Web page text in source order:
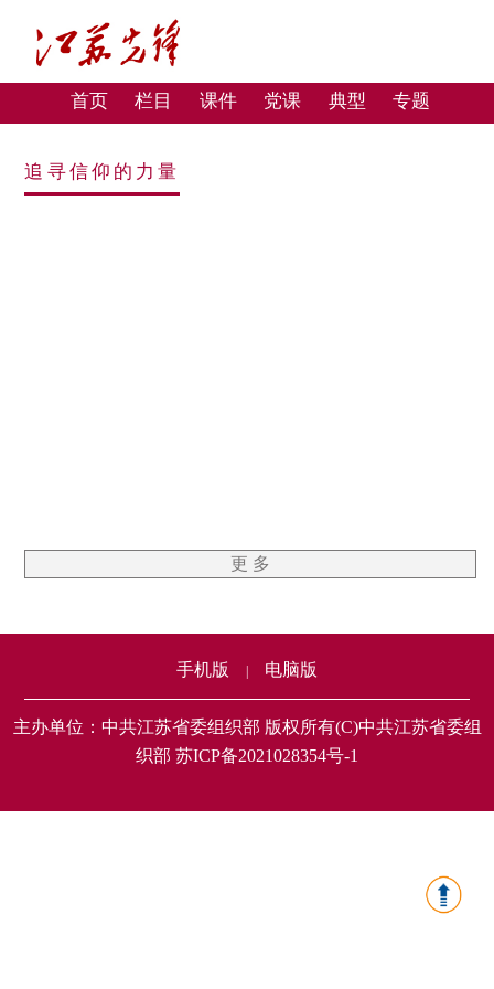
首页 栏目 课件 党课 典型 专题
追寻信仰的力量
更 多
手机版 电脑版
主办单位：中共江苏省委组织部 版权所有(C)中共江苏省委组
织部 苏ICP备2021028354号-1